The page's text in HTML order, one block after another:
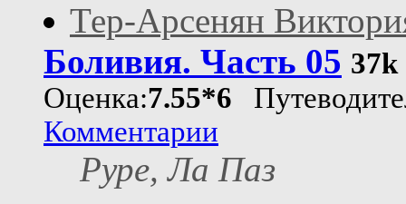
Тер-Арсенян
Боливия. Часть 05 37k
Оценка:7.55*6
Комментарии
Руре, Ла Паз